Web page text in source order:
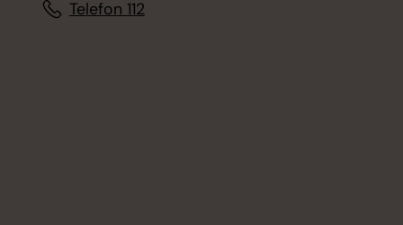
Telefon 112